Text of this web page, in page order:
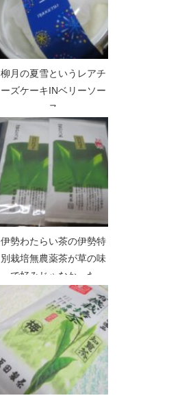
柳月の夏雪というレアチ
ーズケーキINベリーソー
ス
伊勢わたらい茶の伊勢特
別栽培無農薬茶が草の味
で好みじゃなかった